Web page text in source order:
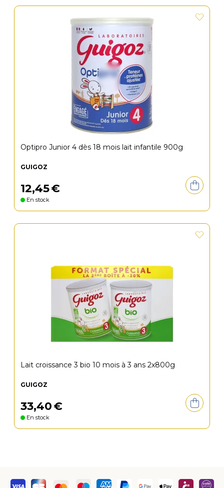
Optipro Junior 4 dès 18 mois lait infantile 900g
GUIGOZ
12,45€
En stock
Lait croissance 3 bio 10 mois à 3 ans 2x800g
GUIGOZ
33,40€
En stock